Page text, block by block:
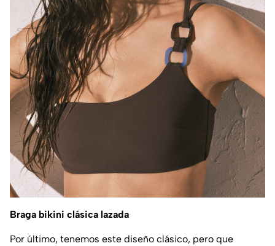
Braga bikini clásica lazada
Por último, tenemos este diseño clásico, pero que